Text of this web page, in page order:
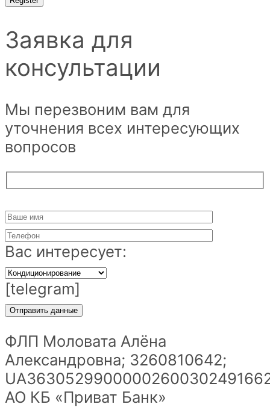
Заявка для
консультации
Мы перезвоним вам для
уточнения всех интересующих
вопросов
Вас интересует:
[telegram]
ФЛП Моловата Алёна
Александровна; 3260810642;
АО КБ «Приват Банк»